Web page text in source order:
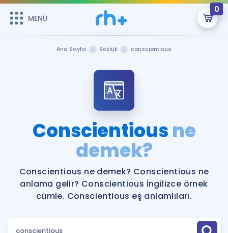
MENÜ
0
Şifremi Hatırlamıyorum
Sepetin Şu An Boş.
Remzi Hoca ile seni sınava hazırlayacak onlarca eğitim seni
bekliyor!
MENÜ
Katılımcı Görüşleri
Faydalı Araçlar
Ücretsiz Kaynaklar
İngilizce Gramer
Ana Sayfa Sözlük conscientious
Conscientiousne
demek?
Conscientious ne demek? Conscientious ne
anlama gelir? Conscientious İngilizce örnek
cümle. Conscientious eş anlamlıları.